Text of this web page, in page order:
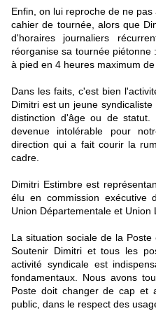
Enfin, on lui reproche de ne
cahier de tournée, alors que
d'horaires journaliers
réorganise sa tournée
à pied en 4 heures maximum
Dans les faits, c'est bien
Dimitri est un jeune
distinction d'âge ou de
devenue intolérable pour
direction qui a fait courir la
cadre.
Dimitri Estimbre est
élu en commission exécutive
Union Départementale et Union
La situation sociale de la
Soutenir Dimitri et tous les
activité syndicale est
fondamentaux. Nous avons
Poste doit changer de cap et
public, dans le respect des